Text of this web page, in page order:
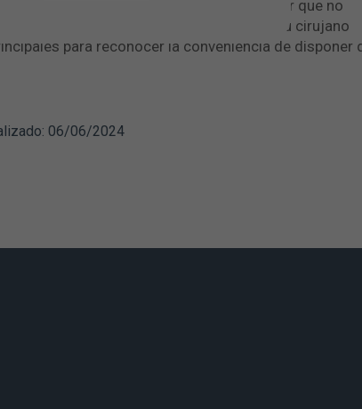
pero no debe doler. El dolor ocular que no
y el paciente debiera acudir a su cirujano
para reconocer la conveniencia de disponer
06/06/2024